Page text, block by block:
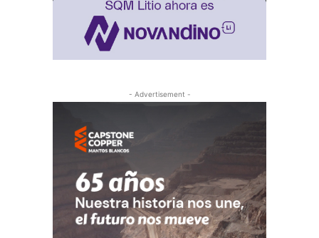
- Advertisement -